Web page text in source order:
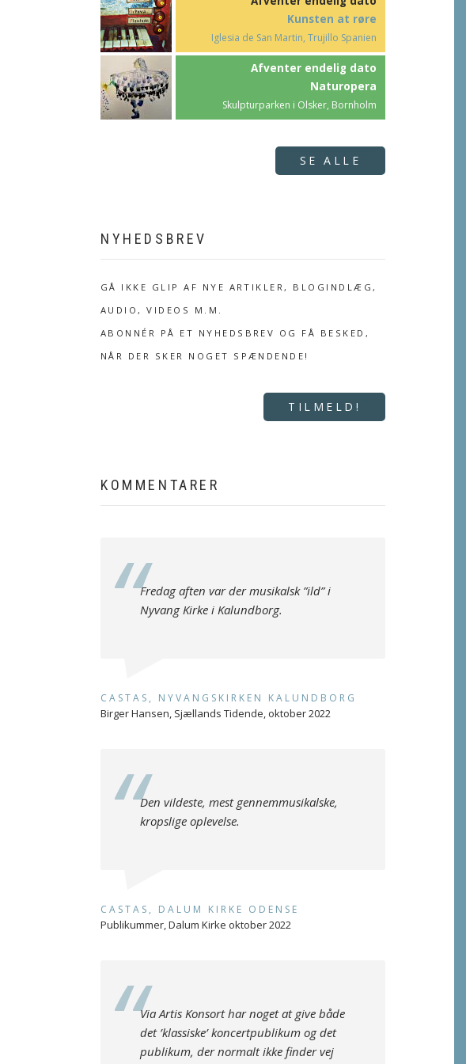
Kunsten at røre
Iglesia de San Martin, Trujillo Spanien
Afventer endelig dato
Naturopera
Skulpturparken i Olsker, Bornholm
SE ALLE
NYHEDSBREV
GÅ IKKE GLIP AF NYE ARTIKLER, BLOGINDLÆG,
AUDIO, VIDEOS M.M.
ABONNÉR PÅ ET NYHEDSBREV OG FÅ BESKED,
NÅR DER SKER NOGET SPÆNDENDE!
TILMELD!
KOMMENTARER
Fredag aften var der musikalsk ”ild” i
Nyvang Kirke i Kalundborg.
CASTAS, NYVANGSKIRKEN KALUNDBORG
Birger Hansen, Sjællands Tidende, oktober 2022
Den vildeste, mest gennemmusikalske,
kropslige oplevelse.
CASTAS, DALUM KIRKE ODENSE
Publikummer, Dalum Kirke oktober 2022
Via Artis Konsort har noget at give både
det ’klassiske’ koncertpublikum og det
publikum, der normalt ikke finder vej